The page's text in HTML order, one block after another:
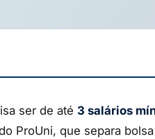
ser de até 3 salários
ProUni, que separa